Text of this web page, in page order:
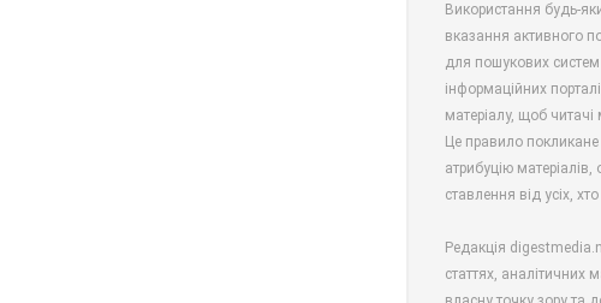
Використання будь-
вказання активного
для пошукових
інформаційних
матеріалу, щоб читачі
Це правило покликане
атрибуцію
ставлення від усіх,
Редакція
статтях, аналітичних